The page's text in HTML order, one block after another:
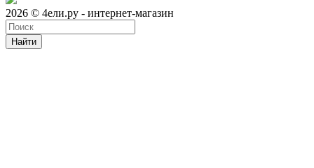
2026 © 4ели.ру - интернет-магазин
Найти